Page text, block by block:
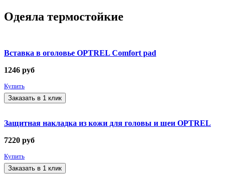
Одеяла термостойкие
Вставка в оголовье OPTREL Comfort pad
1246 руб
Купить
Заказать в 1 клик
Защитная накладка из кожи для головы и шеи OPTREL
7220 руб
Купить
Заказать в 1 клик